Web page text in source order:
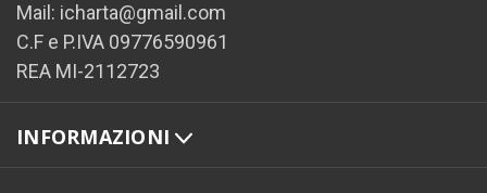
Mail: icharta@gmail.com
C.F e P.IVA 09776590961
REA MI-2112723
INFORMAZIONI